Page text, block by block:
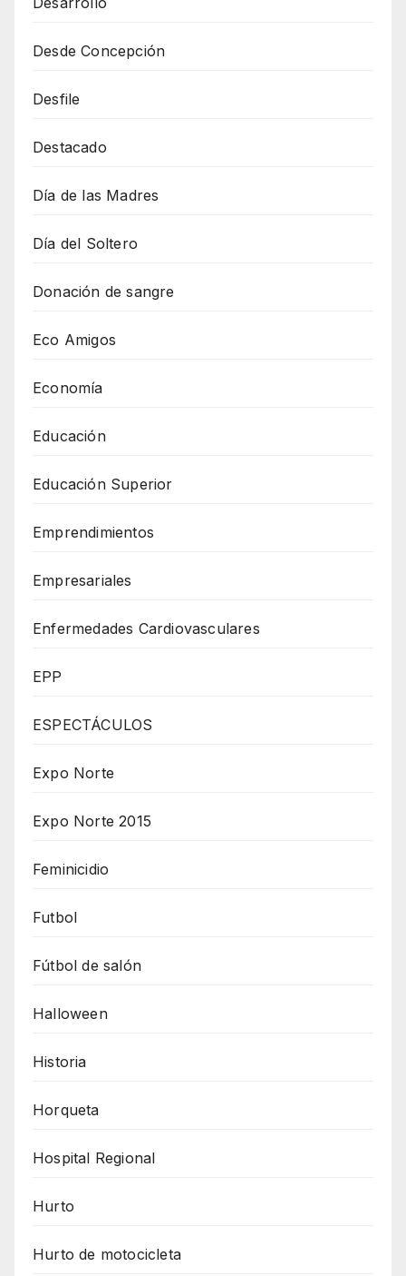
Desde Concepción
Desfile
Destacado
Día de las Madres
Día del Soltero
Donación de sangre
Eco Amigos
Economía
Educación
Educación Superior
Emprendimientos
Empresariales
Enfermedades Cardiovasculares
EPP
ESPECTÁCULOS
Expo Norte
Expo Norte 2015
Feminicidio
Futbol
Fútbol de salón
Halloween
Historia
Horqueta
Hospital Regional
Hurto
Hurto de motocicleta